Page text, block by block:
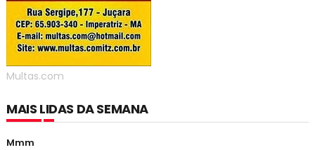
Multas.com
MAIS LIDAS DA SEMANA
Mmm